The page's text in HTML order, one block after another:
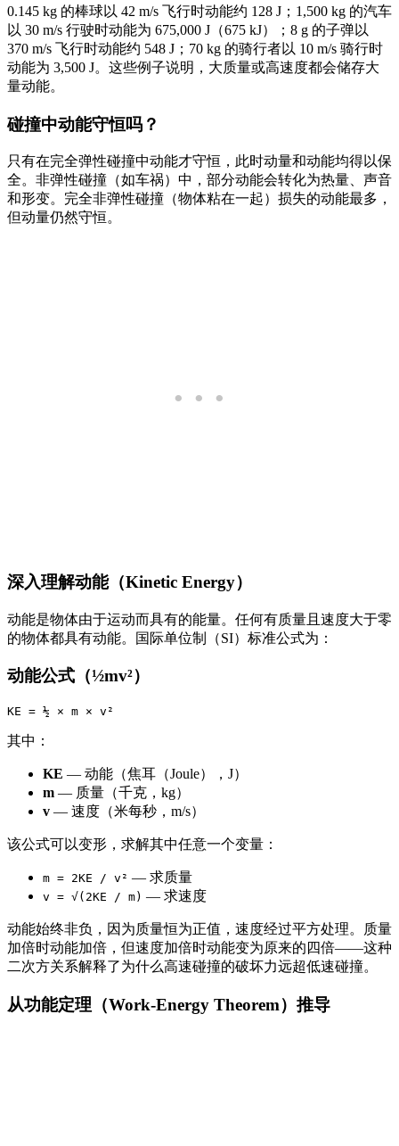
0.145 kg 的棒球以 42 m/s 飞行时动能约 128 J；1,500 kg 的汽车
以 30 m/s 行驶时动能为 675,000 J（675 kJ）；8 g 的子弹以
370 m/s 飞行时动能约 548 J；70 kg 的骑行者以 10 m/s 骑行时
动能为 3,500 J。这些例子说明，大质量或高速度都会储存大
量动能。
碰撞中动能守恒吗？
只有在完全弹性碰撞中动能才守恒，此时动量和动能均得以保
全。非弹性碰撞（如车祸）中，部分动能会转化为热量、声音
和形变。完全非弹性碰撞（物体粘在一起）损失的动能最多，
但动量仍然守恒。
深入理解动能（Kinetic Energy）
动能是物体由于运动而具有的能量。任何有质量且速度大于零
的物体都具有动能。国际单位制（SI）标准公式为：
动能公式（½mv²）
其中：
KE — 动能（焦耳（Joule），J）
m — 质量（千克，kg）
v — 速度（米每秒，m/s）
该公式可以变形，求解其中任意一个变量：
m = 2KE / v² — 求质量
v = √(2KE / m) — 求速度
动能始终非负，因为质量恒为正值，速度经过平方处理。质量
加倍时动能加倍，但速度加倍时动能变为原来的四倍——这种
二次方关系解释了为什么高速碰撞的破坏力远超低速碰撞。
从功能定理（Work-Energy Theorem）推导